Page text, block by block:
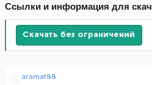
Ссылки и информация для
Скачать без ограничений
Рaramat88